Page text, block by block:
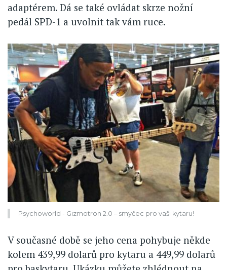
adaptérem. Dá se také ovládat skrze nožní
pedál SPD-1 a uvolnit tak vám ruce.
Psychoworld - Gizmotron 2.0 – smyčec pro vaši kytaru!
V současné době se jeho cena pohybuje někde
kolem 439,99 dolarů pro kytaru a 449,99 dolarů